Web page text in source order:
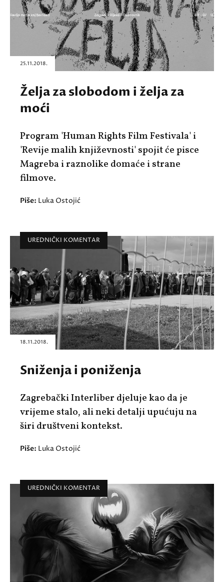
25.11.2018.
Želja za slobodom i želja za
moći
Program 'Human Rights Film Festivala' i
'Revije malih književnosti' spojit će pisce
Magreba i raznolike domaće i strane
filmove.
Piše: Luka Ostojić
UREDNIČKI KOMENTAR
18.11.2018.
Sniženja i poniženja
Zagrebački Interliber djeluje kao da je
vrijeme stalo, ali neki detalji upućuju na
širi društveni kontekst.
Piše: Luka Ostojić
UREDNIČKI KOMENTAR